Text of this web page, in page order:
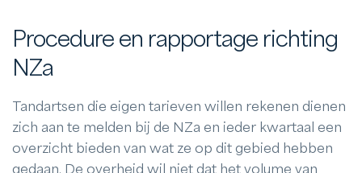
Procedure en rapportage richting
NZa
Tandartsen die eigen tarieven willen rekenen dienen
zich aan te melden bij de NZa en ieder kwartaal een
overzicht bieden van wat ze op dit gebied hebben
gedaan. De overheid wil niet dat het volume van